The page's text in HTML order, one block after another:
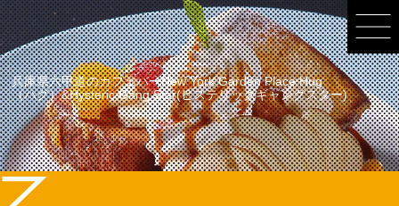
兵庫県六甲道のカフェバーNew York Garden Place Hug
（ハグ）&Hysteric Gang Star(ヒステリックギャングスター)